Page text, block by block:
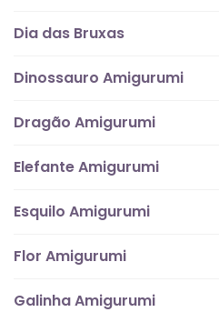
Dia das Bruxas
Dinossauro Amigurumi
Dragão Amigurumi
Elefante Amigurumi
Esquilo Amigurumi
Flor Amigurumi
Galinha Amigurumi